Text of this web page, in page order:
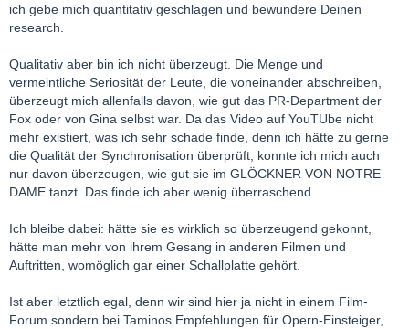
Und was hältst Du davon:
Gina Lollobrigida che dice: «Da ragazza provai a cantare Tosca
e Maria Callas non credeva fosse la mia voce».
http://www.puccini.it/bollettino/rstosca%20100.htm
Auch hier:
She starred and co-produced “La donna più bella del mondo” in
1955, a biography of Lina Cavalieri. In it she sang a number of
songs and even an aria from “Tosca”.
http://italoamericano.com/ital…nnection/lollobrigida.htm
Und hier kannst Du sie auch noch singen hören:
http://vargen57.unblog.fr/lollobrigida-gina-1927/
ich gebe mich quantitativ geschlagen und bewundere Deinen
research.
Qualitativ aber bin ich nicht überzeugt. Die Menge und
vermeintliche Seriosität der Leute, die voneinander abschreiben,
überzeugt mich allenfalls davon, wie gut das PR-Department der
Fox oder von Gina selbst war. Da das Video auf YouTUbe nicht
mehr existiert, was ich sehr schade finde, denn ich hätte zu gerne
die Qualität der Synchronisation überprüft, konnte ich mich auch
nur davon überzeugen, wie gut sie im GLÖCKNER VON NOTRE
DAME tanzt. Das finde ich aber wenig überraschend.
Ich bleibe dabei: hätte sie es wirklich so überzeugend gekonnt,
hätte man mehr von ihrem Gesang in anderen Filmen und
Auftritten, womöglich gar einer Schallplatte gehört.
Ist aber letztlich egal, denn wir sind hier ja nicht in einem Film-
Forum sondern bei Taminos Empfehlungen für Opern-Einsteiger,